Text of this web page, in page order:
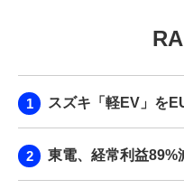
スズキ「軽EV」を
東電、経常利益89%